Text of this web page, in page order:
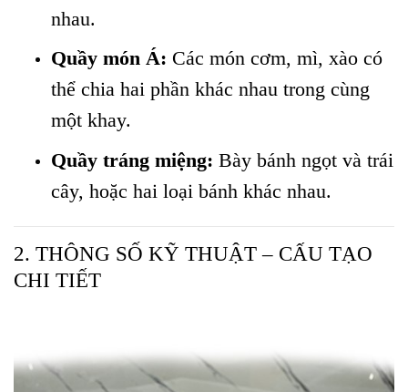
nhau.
Quầy món Á: Các món cơm, mì, xào có
thể chia hai phần khác nhau trong cùng
một khay.
Quầy tráng miệng: Bày bánh ngọt và trái
cây, hoặc hai loại bánh khác nhau.
2. THÔNG SỐ KỸ THUẬT – CẤU TẠO
CHI TIẾT